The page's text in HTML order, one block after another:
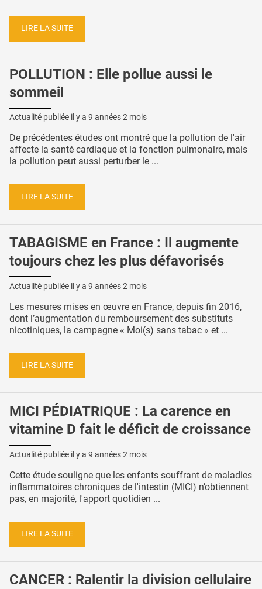
LIRE LA SUITE
POLLUTION : Elle pollue aussi le
sommeil
Actualité publiée il y a 9 années 2 mois
De précédentes études ont montré que la pollution de l'air
affecte la santé cardiaque et la fonction pulmonaire, mais
la pollution peut aussi perturber le ...
LIRE LA SUITE
TABAGISME en France : Il augmente
toujours chez les plus défavorisés
Actualité publiée il y a 9 années 2 mois
Les mesures mises en œuvre en France, depuis fin 2016,
dont l’augmentation du remboursement des substituts
nicotiniques, la campagne « Moi(s) sans tabac » et ...
LIRE LA SUITE
MICI PÉDIATRIQUE : La carence en
vitamine D fait le déficit de croissance
Actualité publiée il y a 9 années 2 mois
Cette étude souligne que les enfants souffrant de maladies
inflammatoires chroniques de l'intestin (MICI) n’obtiennent
pas, en majorité, l'apport quotidien ...
LIRE LA SUITE
CANCER : Ralentir la division cellulaire